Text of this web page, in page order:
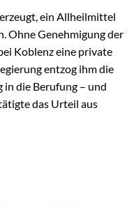
ein Allheilmittel
Ohne Genehmigung der
Koblenz eine private
entzog ihm die
die Berufung – und
das Urteil aus